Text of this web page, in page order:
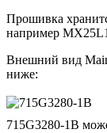
Прошивка
например
Внешний вид
ниже:
715G3280-1B